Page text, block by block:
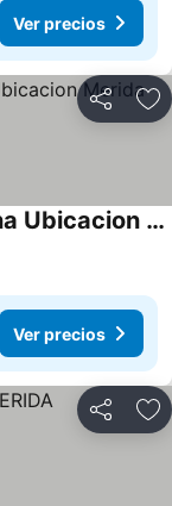
Ver precios
Compartir
Increible Casa Entera Con Buena Ubicacion Merida
Ver precios
Compartir